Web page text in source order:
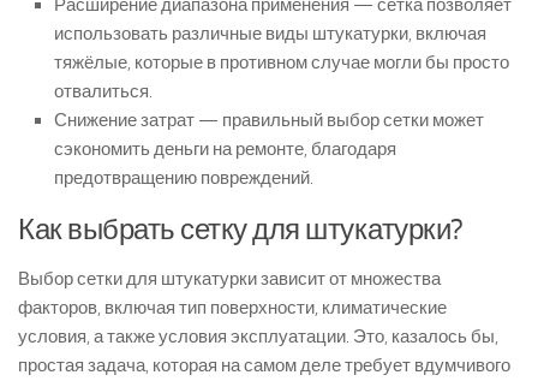
Расширение диапазона применения — сетка позволяет
использовать различные виды штукатурки, включая
тяжёлые, которые в противном случае могли бы просто
отвалиться.
Снижение затрат — правильный выбор сетки может
сэкономить деньги на ремонте, благодаря
предотвращению повреждений.
Как выбрать сетку для штукатурки?
Выбор сетки для штукатурки зависит от множества
факторов, включая тип поверхности, климатические
условия, а также условия эксплуатации. Это, казалось бы,
простая задача, которая на самом деле требует вдумчивого